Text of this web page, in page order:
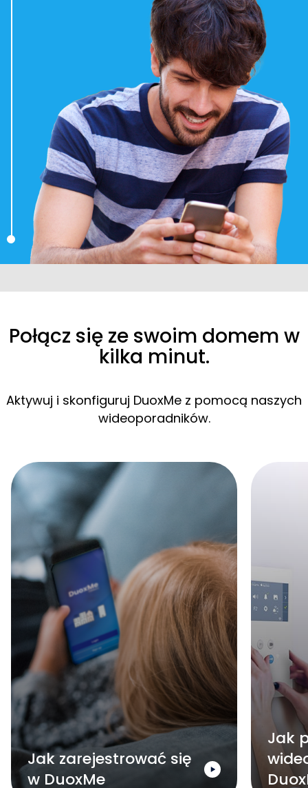
Połącz się ze swoim domem w
kilka minut.
Aktywuj i skonfiguruj DuoxMe z pomocą naszych
wideoporadników.
Jak zarejestrować się
w DuoxMe
Jak